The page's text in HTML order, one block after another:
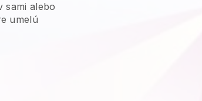
sami alebo
umelú